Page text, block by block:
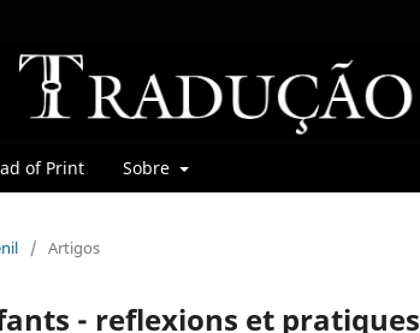
of Print Sobre
/ Artigos
- reflexions et pratiques